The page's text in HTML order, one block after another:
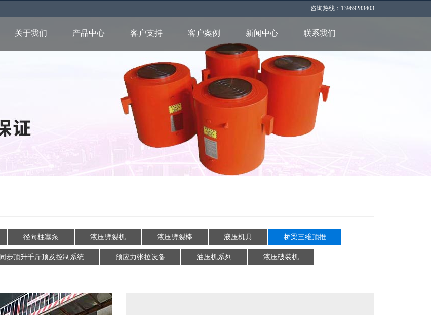
咨询热线：13969283403
关于我们 产品中心 客户支持 客户案例 新闻中心 联系我们
径向柱塞泵 液压劈裂机 液压劈裂棒 液压机具 桥梁三维顶推
同步顶升千斤顶及控制系统 预应力张拉设备 油压机系列 液压破装机